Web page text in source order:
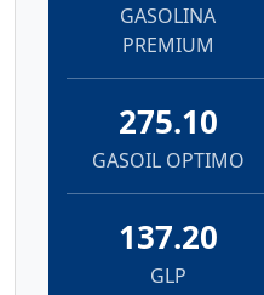
GASOLINA
PREMIUM
275.10
GASOIL OPTIMO
137.20
GLP